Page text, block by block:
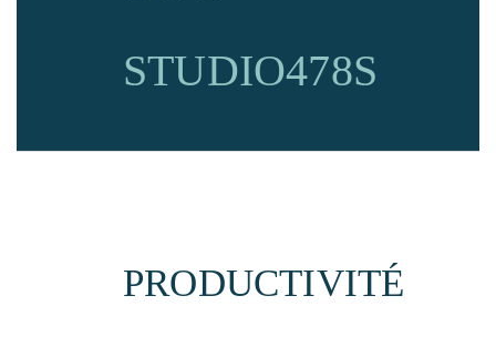
STUDIO478S
PRODUCTIVITÉ